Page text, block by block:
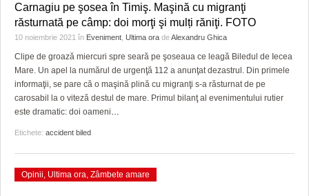
FARMACII DIN TIMIŞOARA
HARTA TIMIŞOAREI
LICEE, ŞCOLI ŞI GRĂDINIŢE DIN TIMIŞ
PRIMĂRIILE DIN TIMIŞ
SFATURI JURIDICE
Carnagiu pe şosea în Timiş. Maşină cu migranţi
răsturnată pe câmp: doi morţi şi mulți răniţi. FOTO
10 noiembrie 2021 în Eveniment Ultima ora deAlexandru Ghica
Clipe de groază miercuri spre seară pe şoseaua ce leagă Biledul de Iecea
Mare. Un apel la numărul de urgenţă 112 a anunţat dezastrul. Din primele
informaţii, se pare că o maşină plină cu migranţi s-a răsturnat de pe
carosabil la o viteză destul de mare. Primul bilanţ al evenimentului rutier
este dramatic: doi oameni…
Etichete: accident biled
Opinii, Ultima ora, Zâmbete amare